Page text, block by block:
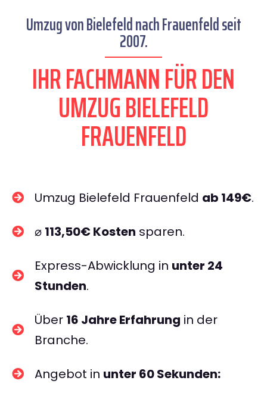
Umzug von Bielefeld nach Frauenfeld seit
2007.
IHR FACHMANN FÜR DEN
UMZUG BIELEFELD
FRAUENFELD
Umzug Bielefeld Frauenfeld ab 149€.
⌀ 113,50€ Kosten sparen.
Express-Abwicklung in unter 24
Stunden.
Über 16 Jahre Erfahrung in der
Branche.
Angebot in unter 60 Sekunden: